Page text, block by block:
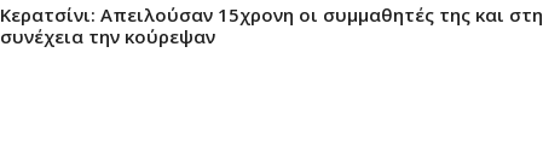
Κερατσίνι: Απειλούσαν 15χρονη οι συμμαθητές της και στη
συνέχεια την κούρεψαν